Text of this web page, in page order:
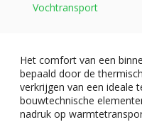
Vochtransport
Het comfort van een
bepaald door de
verkrijgen van een ideale
bouwtechnische
nadruk op